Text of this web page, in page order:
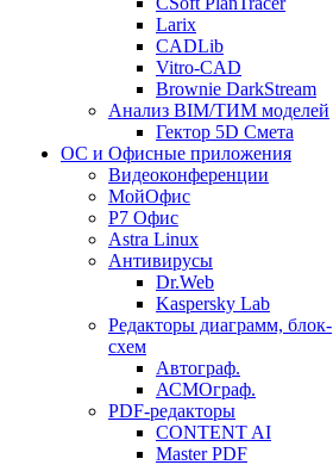
Larix
CADLib
Vitro-CAD
Brownie DarkStream
Анализ BIM/ТИМ моделей
Гектор 5D Смета
ОС и Офисные приложения
Видеоконференции
МойОфис
P7 Офис
Astra Linux
Антивирусы
Dr.Web
Kaspersky Lab
Редакторы диаграмм, блок-
схем
Автограф.
АСМОграф.
PDF-редакторы
CONTENT AI
Master PDF